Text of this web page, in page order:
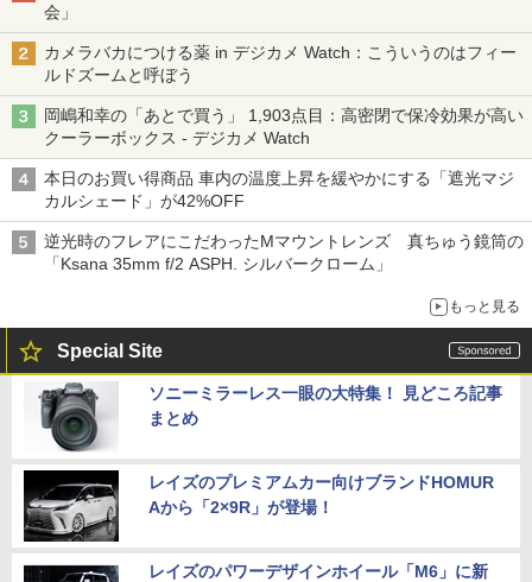
会」
カメラバカにつける薬 in デジカメ Watch：こういうのはフィー
ルドズームと呼ぼう
岡嶋和幸の「あとで買う」 1,903点目：高密閉で保冷効果が高い
クーラーボックス - デジカメ Watch
本日のお買い得商品 車内の温度上昇を緩やかにする「遮光マジ
カルシェード」が42%OFF
逆光時のフレアにこだわったMマウントレンズ 真ちゅう鏡筒の
「Ksana 35mm f/2 ASPH. シルバークローム」
もっと見る
Special Site
ソニーミラーレス一眼の大特集！ 見どころ記事
まとめ
レイズのプレミアムカー向けブランドHOMUR
Aから「2×9R」が登場！
レイズのパワーデザインホイール「M6」に新